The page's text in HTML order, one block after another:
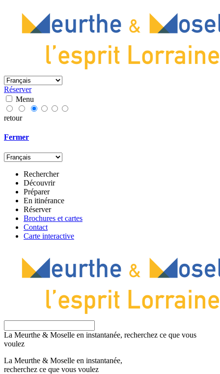
Réserver
Menu
retour
Fermer
Rechercher
Découvrir
Préparer
En itinérance
Réserver
Brochures et cartes
Contact
Carte interactive
La Meurthe & Moselle en instantanée, recherchez ce que vous
voulez
La Meurthe & Moselle en instantanée,
recherchez ce que vous voulez